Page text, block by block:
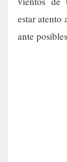
estar atento
ante